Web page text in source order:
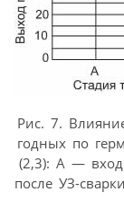
Рис. 7.
годных по
(2,3): A —
после УЗ-